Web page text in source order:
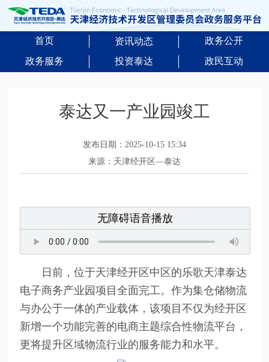
首页 资讯动态
政务公开
政务服务
投资泰达 政民互动
泰达又一产业园竣工
发布日期：2025-10-15 15:34
来源：天津经开区—泰达
无障碍语音播放
日前，位于天津经开区中区的乐歌天津泰达
电子商务产业园项目全面完工。作为集仓储物流
与办公于一体的产业载体，该项目不仅为经开区
新增一个功能完善的电商主题综合性物流平台，
更将提升区域物流行业的服务能力和水平。